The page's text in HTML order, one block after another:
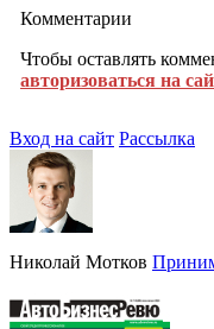
Комментарии
Чтобы оставлять
авторизоваться на
Вход на сайт Рассылка
Николай Мотков